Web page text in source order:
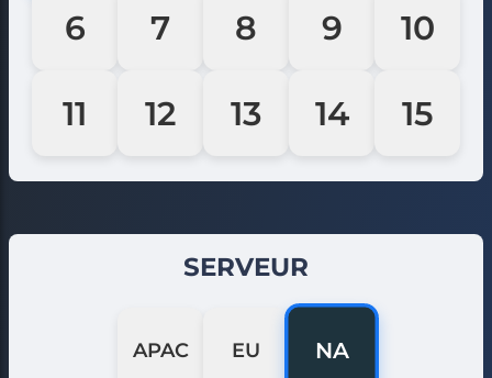
6 7 8 9 10
11 12 13 14 15
SERVEUR
APAC EU NA